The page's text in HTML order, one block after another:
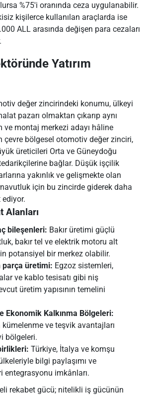
%75'i oranında ceza uygulanabilir.
kişilerce kullanılan araçlarda ise
ALL arasında değişen para cezaları
Yatırım
değer zincirindeki konumu, ülkeyi
pazarı olmaktan çıkarıp aynı
ve montaj merkezi adayı hâline
çevre bölgesel otomotiv değer zinciri,
üreticileri Orta ve Güneydoğu
bağlar. Düşük işçilik
yakınlık ve gelişmekte olan
için bu zincirde giderek daha
Alanları
bileşenleri: Bakır üretimi güçlü
bakır tel ve elektrik motoru alt
potansiyel bir merkez olabilir.
parça üretimi: Egzoz sistemleri,
ve kablo tesisatı gibi niş
üretim yapısının temelini
Ekonomik Kalkınma Bölgeleri:
kümelenme ve teşvik avantajları
bölgeleri.
Türkiye, İtalya ve komşu
bilgi paylaşımı ve
entegrasyonu imkânları.
rekabet gücü; nitelikli iş gücünün